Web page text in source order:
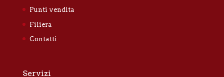
Punti vendita
Filiera
Contatti
Servizi